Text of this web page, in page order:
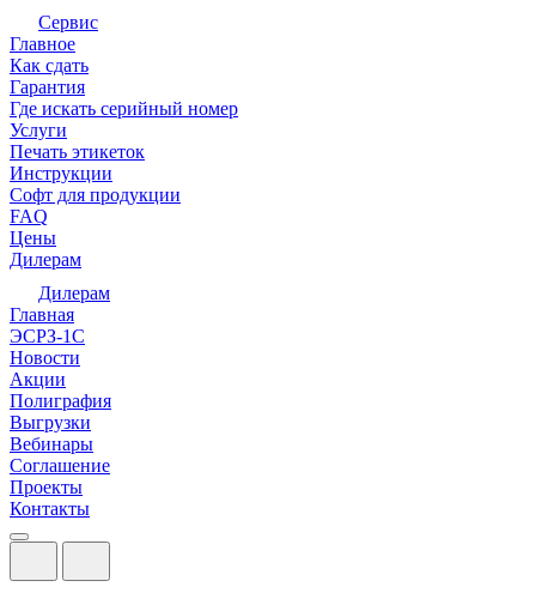
Сервис
Главное
Как сдать
Гарантия
Где искать серийный номер
Услуги
Печать этикеток
Инструкции
Софт для продукции
FAQ
Цены
Дилерам
Дилерам
Главная
ЭСРЗ-1С
Новости
Акции
Полиграфия
Выгрузки
Вебинары
Соглашение
Проекты
Контакты